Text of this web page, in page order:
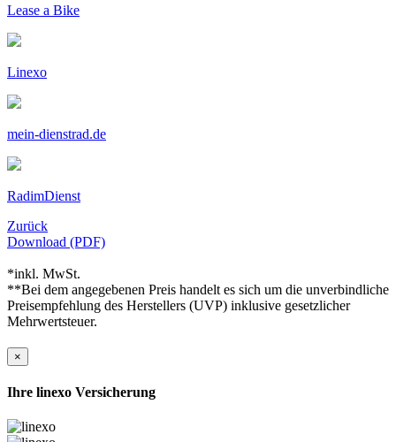
Lease a Bike
Linexo
mein-dienstrad.de
RadimDienst
Zurück
Download (PDF)
*inkl. MwSt.
**Bei dem angegebenen Preis handelt es sich um die unverbindliche
Preisempfehlung des Herstellers (UVP) inklusive gesetzlicher
Mehrwertsteuer.
×
Ihre linexo Versicherung